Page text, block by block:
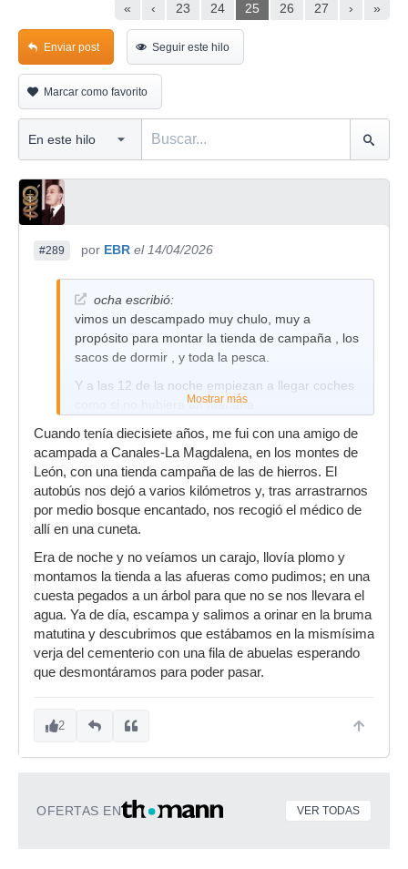
« ‹ 23 24 25 26 27 › »
Enviar post Seguir este hilo
Marcar como favorito
#289 por EBR el 14/04/2026
ocha escribió:
vimos un descampado muy chulo, muy a
propósito para montar la tienda de campaña , los
sacos de dormir , y toda la pesca.
Y a las 12 de la noche empiezan a llegar coches
como si no hubiera un mañana.
Resultó que el descampado era el parking de
una discoteca
Mostrar más
Cuando tenía diecisiete años, me fui con una amigo de
acampada a Canales-La Magdalena, en los montes de
León, con una tienda campaña de las de hierros. El
autobús nos dejó a varios kilómetros y, tras arrastrarnos
por medio bosque encantado, nos recogió el médico de
allí en una cuneta.
Era de noche y no veíamos un carajo, llovía plomo y
montamos la tienda a las afueras como pudimos; en una
cuesta pegados a un árbol para que no se nos llevara el
agua. Ya de día, escampa y salimos a orinar en la bruma
matutina y descubrimos que estábamos en la mismísima
verja del cementerio con una fila de abuelas esperando
que desmontáramos para poder pasar.
2
OFERTAS EN VER TODAS